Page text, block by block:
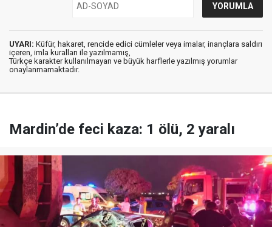
UYARI: Küfür, hakaret, rencide edici cümleler veya imalar, inançlara saldırı
içeren, imla kuralları ile yazılmamış,
Türkçe karakter kullanılmayan ve büyük harflerle yazılmış yorumlar
onaylanmamaktadır.
Mardin’de feci kaza: 1 ölü, 2 yaralı